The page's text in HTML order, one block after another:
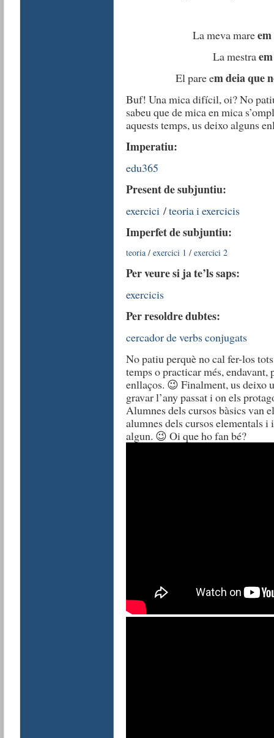
La meva mare
La mestra
El pare em deia que
Buf! Una mica difícil, oi? No
sabeu que de mica en mica
aquests temps, us deixo alguns
Imperatiu:
edu365
Present de subjuntiu:
exercici/teoria i exercicis
Imperfet de subjuntiu:
teoria / exercici 1 / exercici 2
Per veure si ja te’ls saps:
exercicis
Per resoldre dubtes:
cercador de verbs conjugats
No patiu perquè no cal fer-los
temps o practicar més, endavant,
enllaços. 😉 Finalment, us deixo
gravar l’any passat i on els
Alumnes dels cursos bàsics van
alumnes dels cursos elementals
algun. 😉 Oi que ho fan bé?